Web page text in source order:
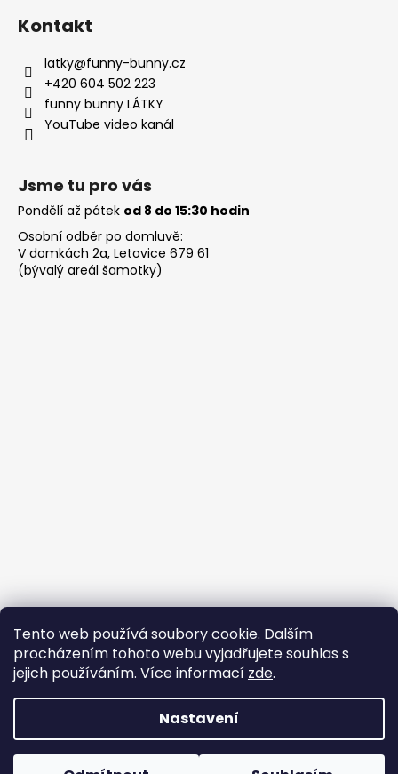
Tento web používá soubory cookie. Dalším
procházením tohoto webu vyjadřujete souhlas s
jejich používáním. Více informací zde.
Nastavení
Kontakt
latky@funny-bunny.cz
+420 604 502 223
funny bunny LÁTKY
YouTube video kanál
Jsme tu pro vás
Pondělí až pátek od 8 do 15:30 hodin
Osobní odběr po domluvě:
V domkách 2a, Letovice 679 61
(bývalý areál šamotky)
Buďte členem FB skupiny
Copyright 2026FUNNY-BUNNY látky. Všechna práva